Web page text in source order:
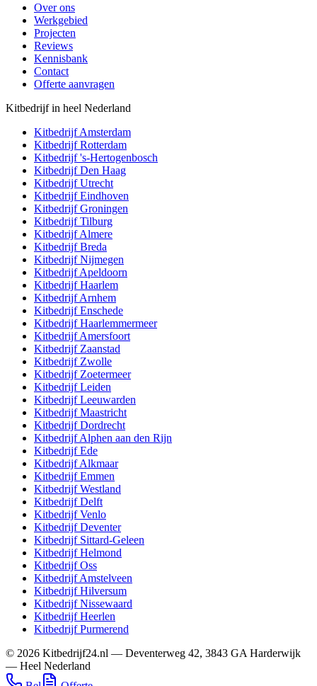
Over ons
Werkgebied
Projecten
Reviews
Kennisbank
Contact
Offerte aanvragen
Kitbedrijf in heel Nederland
KitbedrijfAmsterdam
KitbedrijfRotterdam
Kitbedrijf's-Hertogenbosch
KitbedrijfDen Haag
KitbedrijfUtrecht
KitbedrijfEindhoven
KitbedrijfGroningen
KitbedrijfTilburg
KitbedrijfAlmere
KitbedrijfBreda
KitbedrijfNijmegen
KitbedrijfApeldoorn
KitbedrijfHaarlem
KitbedrijfArnhem
KitbedrijfEnschede
KitbedrijfHaarlemmermeer
KitbedrijfAmersfoort
Kitbedrijf Zaanstad
Kitbedrijf Zwolle
Kitbedrijf Zoetermeer
KitbedrijfLeiden
KitbedrijfLeeuwarden
KitbedrijfMaastricht
KitbedrijfDordrecht
KitbedrijfAlphen aan den Rijn
KitbedrijfEde
KitbedrijfAlkmaar
KitbedrijfEmmen
KitbedrijfWestland
KitbedrijfDelft
KitbedrijfVenlo
KitbedrijfDeventer
Kitbedrijf Sittard-Geleen
KitbedrijfHelmond
KitbedrijfOss
KitbedrijfAmstelveen
KitbedrijfHilversum
KitbedrijfNissewaard
KitbedrijfHeerlen
KitbedrijfPurmerend
© 2026 Kitbedrijf24.nl — Deventerweg 42, 3843 GA Harderwijk
— Heel Nederland